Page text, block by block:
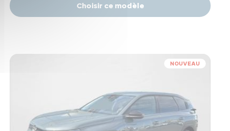
Choisir ce modèle
NOUVEAU